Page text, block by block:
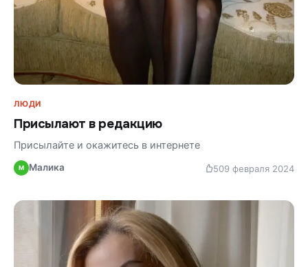
ЛЮДИ
Присылают в редакцию
Присылайте и окажитесь в интернете
М Малика 509 февраля 2024